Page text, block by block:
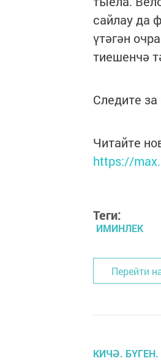
сайлау да
үтәгән
тиешенчә
Следите
Читайте
https://
Теги:
ИМИНЛЕК
Перейти
КИЧӘ.